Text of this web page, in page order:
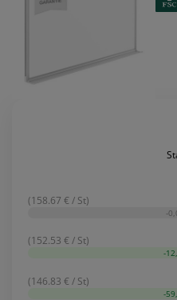
(158.67 € / St)
-
(152.53 € / St)
-
(146.83 € / St)
-